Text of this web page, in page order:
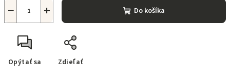
+
− Do košíka
Opýtať sa Zdieľať